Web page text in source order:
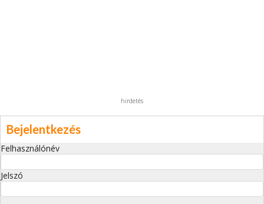
hirdetés
Bejelentkezés
Felhasználónév
Jelszó